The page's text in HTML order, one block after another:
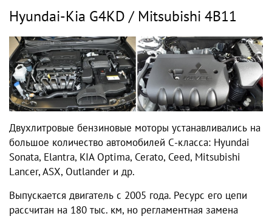
Hyundai-Kia G4KD / Mitsubishi 4B11
Двухлитровые бензиновые моторы устанавливались на
большое количество автомобилей С-класса: Hyundai
Sonata, Elantra, KIA Optima, Cerato, Ceed, Mitsubishi
Lancer, ASX, Outlander и др.
Выпускается двигатель с 2005 года. Ресурс его цепи
рассчитан на 180 тыс. км, но регламентная замена